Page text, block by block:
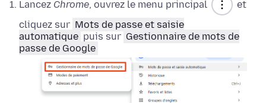
Lancez Chrome, ouvrez le menu principal
et
cliquez sur Mots de passe et saisie
automatique puis sur Gestionnaire de mots de
passe de Google